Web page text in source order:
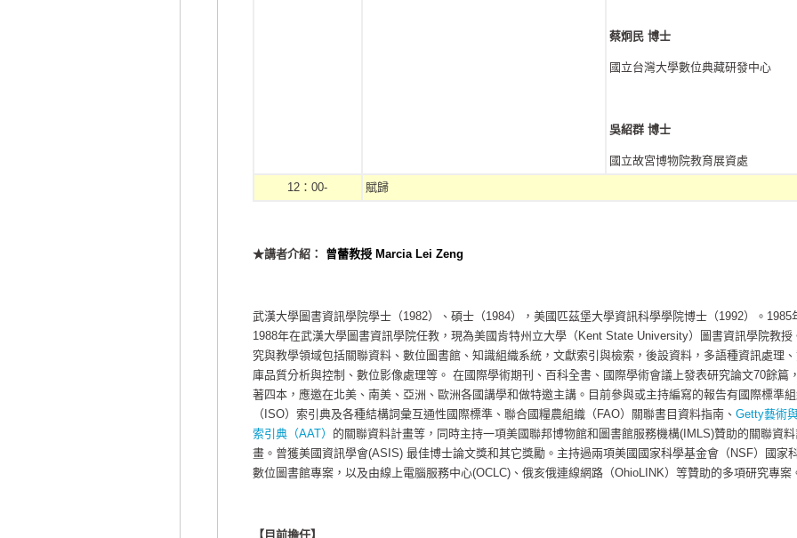
蔡炯民 博士
國立台灣大學數位典藏研發中心
吳紹群博士
國立故宮博物院教育展資處
12：00-
賦歸
★講者介紹： 曾蕾教授 Marcia Lei Zeng
武漢大學圖書資訊學院學士（1982）、碩士（1984），美國匹茲堡大學資訊科學學院博士（1992）。1985
1988年在武漢大學圖書資訊學院任教，現為美國肯特州立大學（Kent State University）圖書資訊學院教授
究與教學領域包括關聯資料、數位圖書館、知識組織系統，文獻索引與檢索，後設資料，多語種資訊處理
庫品質分析與控制、數位影像處理等。 在國際學術期刊、百科全書、國際學術會議上發表研究論文70餘篇
著四本，應邀在北美、南美、亞洲、歐洲各國講學和做特邀主講。目前參與或主持編寫的報告有國際標準
（ISO）索引典及各種結構詞彙互通性國際標準、聯合國糧農組織（FAO）關聯書目資料指南、 Getty藝術
索引典（AAT） 的關聯資料計畫等，同時主持一項美國聯邦博物館和圖書館服務機構(IMLS)贊助的關聯資料
畫。曾獲美國資訊學會(ASIS) 最佳博士論文獎和其它獎勵。主持過兩項美國國家科學基金會（NSF）國家
數位圖書館專案，以及由線上電腦服務中心(OCLC)、俄亥俄連線網路（OhioLINK）等贊助的多項研究專案
【目前擔任】